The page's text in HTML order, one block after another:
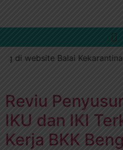
di website Balai
Reviu
IKU dan IKI
Kerja BKK